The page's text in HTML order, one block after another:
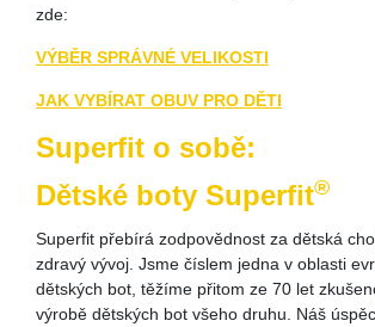
zde:
VÝBĚR SPRÁVNÉ VELIKOSTI
JAK VYBÍRAT OBUV PRO DĚTI
Superfit o sobě:
Dětské boty Superfit®
Superfit přebírá zodpovědnost za dětská
zdravý vývoj. Jsme číslem jedna v oblasti
dětských bot, těžíme přitom ze 70 let
výrobě dětských bot všeho druhu. Náš